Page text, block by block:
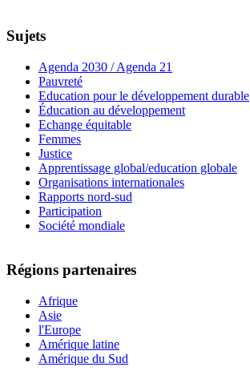
Sujets
Agenda 2030 / Agenda 21
Pauvreté
Education pour le développement durable
Éducation au développement
Echange équitable
Femmes
Justice
Apprentissage global/education globale
Organisations internationales
Rapports nord-sud
Participation
Société mondiale
Régions partenaires
Afrique
Asie
l'Europe
Amérique latine
Amérique du Sud